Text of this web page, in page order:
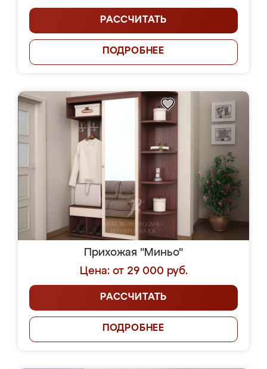
РАССЧИТАТЬ
ПОДРОБНЕЕ
Прихожая "Миньо"
Цена: от 29 000 руб.
РАССЧИТАТЬ
ПОДРОБНЕЕ